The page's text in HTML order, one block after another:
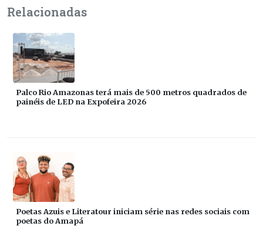
Relacionadas
Palco Rio Amazonas terá mais de 500 metros quadrados de
painéis de LED na Expofeira 2026
Poetas Azuis e Literatour iniciam série nas redes sociais com
poetas do Amapá